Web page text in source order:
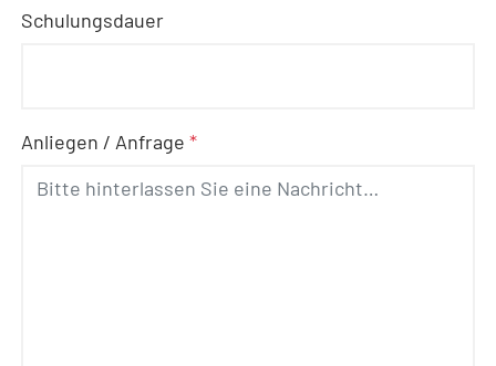
Schulungsdauer
Anliegen / Anfrage*